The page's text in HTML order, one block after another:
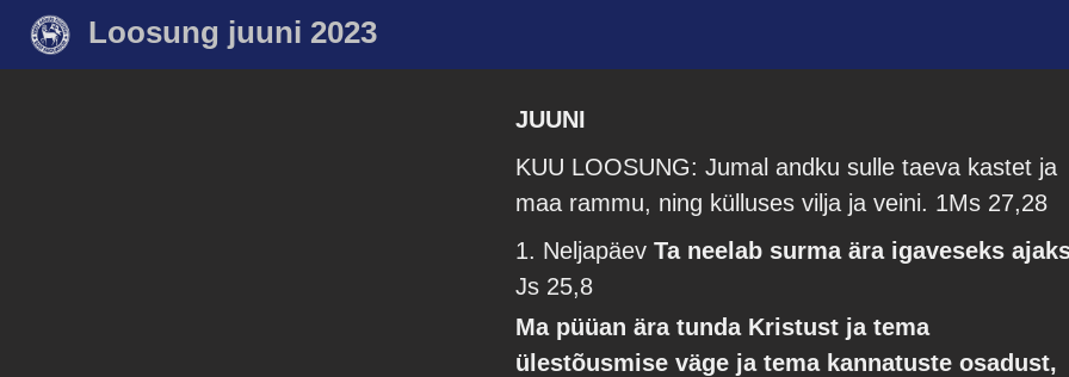
Loosung juuni 2023
JUUNI
KUU LOOSUNG: Jumal andku sulle taeva kastet ja
maa rammu, ning külluses vilja ja veini. 1Ms 27,28
1. NeljapäevTa neelab surma ära igaveseks
Js 25,8
Ma püüan ära tunda Kristust ja tema
ülestõusmise väge ja tema kannatuste osadust,